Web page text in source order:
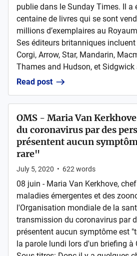
publie dans le Sunday Times. Il a
centaine de livres qui se sont
millions d’exemplaires au
Ses éditeurs britanniques incluent
Corgi, Arrow, Star, Mandarin,
Thames and Hudson, et Sidgwick
Read post
OMS - Maria Van
du coronavirus par des
présentent aucun
rare"
July 5, 2020 • 622 words
08 juin - Maria Van Kerkhove,
maladies émergentes et des
l'Organisation mondiale de la
transmission du coronavirus par
présentent aucun symptôme est
la parole lundi lors d'un briefing à